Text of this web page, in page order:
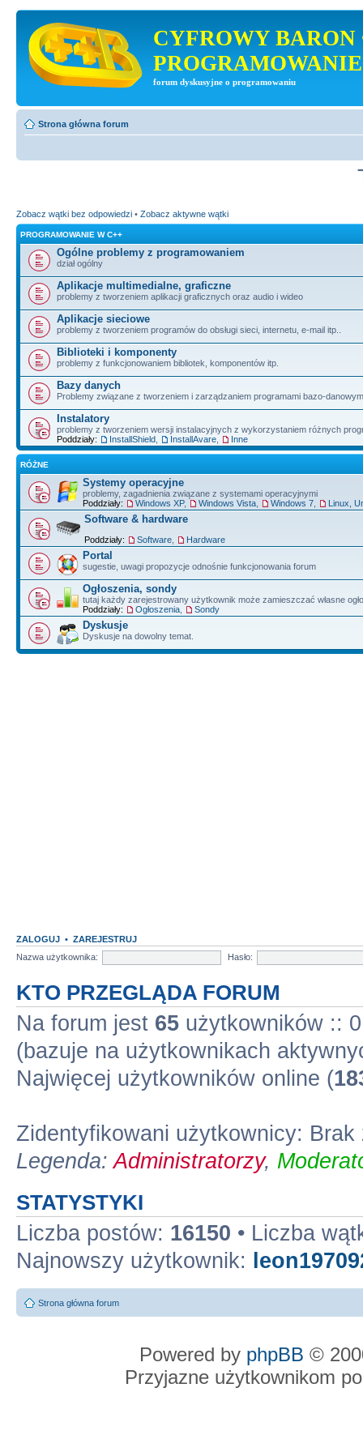
CYFROWY BARON
PROGRAMOWANIE
forum dyskusyjne o programowaniu
Strona główna forum
Zobacz wątki bez odpowiedzi • Zobacz aktywne wątki
PROGRAMOWANIE W C++
Ogólne problemy z programowaniem
dział ogólny
Aplikacje multimedialne, graficzne
problemy z tworzeniem aplikacji graficznych oraz audio i wideo
Aplikacje sieciowe
problemy z tworzeniem programów do obsługi sieci, internetu, e-mail itp..
Biblioteki i komponenty
problemy z funkcjonowaniem bibliotek, komponentów itp.
Bazy danych
Problemy związane z tworzeniem i zarządzaniem programami bazo-
Instalatory
problemy z tworzeniem wersji instalacyjnych z wykorzystaniem różnych
Poddziały:
InstallShield InstallAvare Inne
RÓŻNE
Systemy operacyjne
problemy, zagadnienia związane z systemami operacyjnymi
Poddziały:
Windows XP, Windows Vista Windows 7 Linux,
Software & hardware
Poddziały: Software Hardware
Portal
sugestie, uwagi propozycje odnośnie funkcjonowania forum
Ogłoszenia, sondy
tutaj każdy zarejestrowany użytkownik może zamieszczać własne
Poddziały:
Ogłoszenia Sondy
Dyskusje
Dyskusje na dowolny temat.
ZALOGUJ • ZAREJESTRUJ
Nazwa użytkownika:
Hasło:
KTO PRZEGLĄDA FORUM
Na forum jest 65 użytkowników ::
(bazuje na użytkownikach
Najwięcej użytkowników online (
Zidentyfikowani użytkownicy:
Legenda:Administratorzy,
STATYSTYKI
Liczba postów: 16150 • Liczba
Najnowszy użytkownik:
Strona główna forum
Powered by phpBB ©
Przyjazne użytkownikom